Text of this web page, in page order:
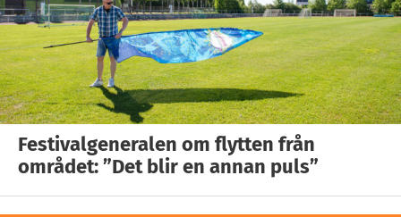
Festivalgeneralen om flytten från
området: ”Det blir en annan puls”